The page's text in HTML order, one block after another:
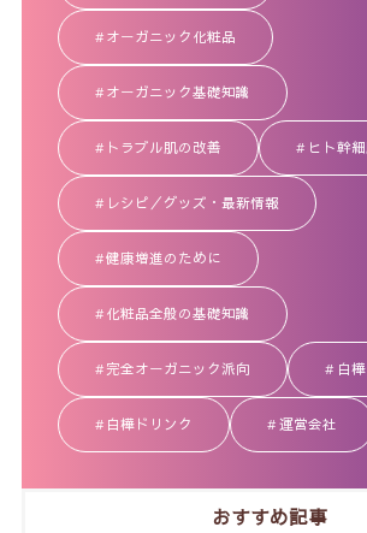
オーガニック化粧品
オーガニック基礎知識
トラブル肌の改善 ヒト幹
レシピ／グッズ・最新情報
健康増進のために
化粧品全般の基礎知識
完全オーガニック派向 白
白樺ドリンク 運営会社
おすすめ記事